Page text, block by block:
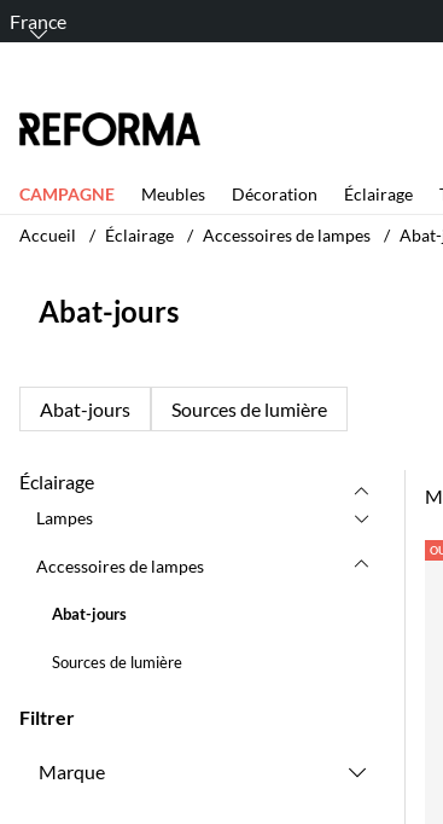
France
CAMPAGNE Meubles Décoration Éclairage
Accueil
Éclairage Accessoires de lampes
Abat-jours
Abat-jours Sources de lumière
Éclairage
Lampes
Accessoires de lampes
Abat-jours
Sources de lumière
Filtrer
Marque